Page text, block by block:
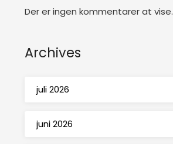
Der er ingen kommentarer at vise.
Archives
juli 2026
juni 2026